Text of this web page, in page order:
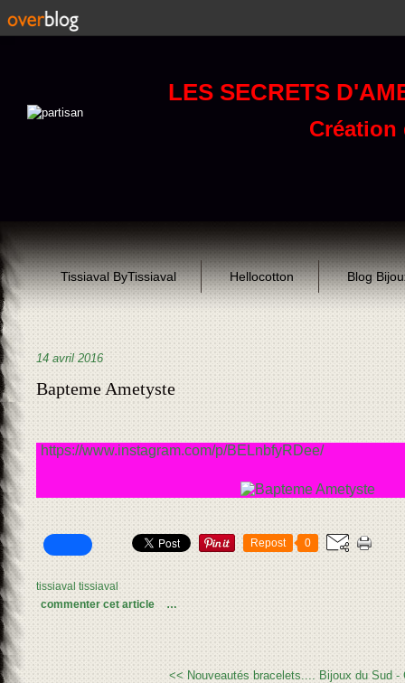
LES SECRETS
Création
Tissiaval ByTissiaval Hellocotton Blog
14 avril 2016
Bapteme Ametyste
https://www.instagram.com/p/BELnbfyRDee/
Repost 0
tissiaval tissiaval
commenter cet article
…
<< Nouveautés bracelets.... Bijoux du Sud -